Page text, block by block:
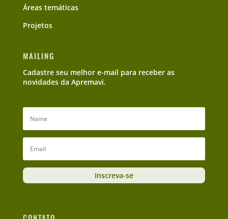
Áreas temáticas
Projetos
MAILING
Cadastre seu melhor e-mail para receber as
novidades da Apremavi.
Inscreva-se